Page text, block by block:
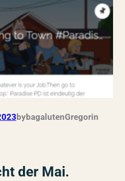
bybagalutenGregorin
der Mai.